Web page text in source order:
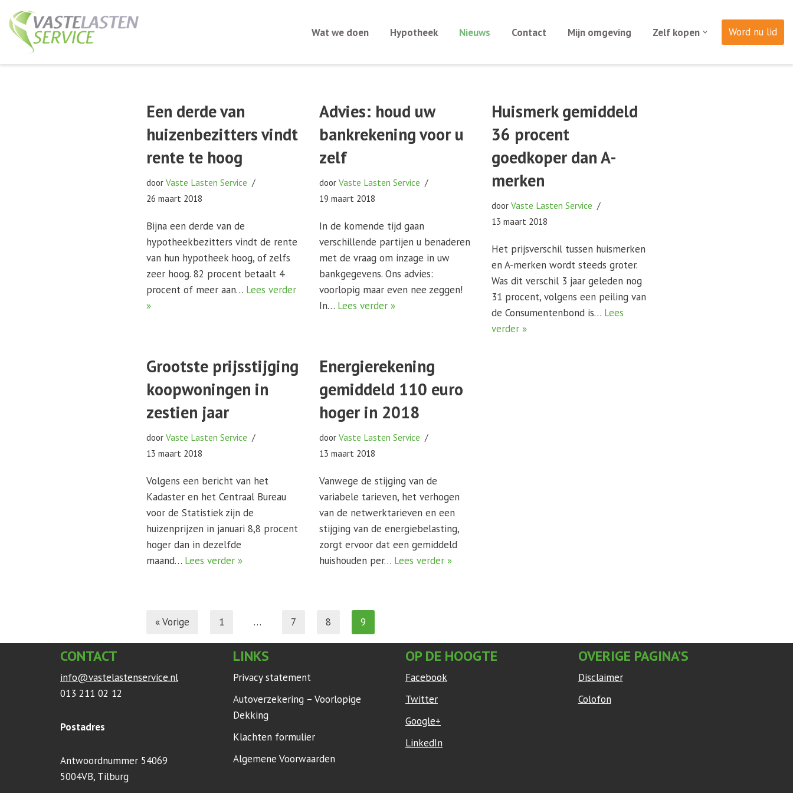
Ga
de
Wat we doen Hypotheek Nieuws Contact Mijn omgeving Zelf kopen Word nu lid
Een derde van
huizenbezitters vindt
rente te hoog
doorVaste Lasten Service
26 maart 2018
Bijna een derde van de
hypotheekbezitters vindt de rente
van hun hypotheek hoog, of zelfs
zeer hoog. 82 procent betaalt 4
procent of meer aan… Lees verder
»
Advies: houd uw
bankrekening voor u
zelf
door Vaste Lasten Service
19 maart 2018
In de komende tijd gaan
verschillende partijen u benaderen
met de vraag om inzage in uw
bankgegevens. Ons advies:
voorlopig maar even nee zeggen!
In… Lees verder »
Huismerk gemiddeld
36 procent
goedkoper dan A-
merken
doorVaste Lasten Service
13 maart 2018
Het prijsverschil tussen huismerken
en A-merken wordt steeds groter.
Was dit verschil 3 jaar geleden nog
31 procent, volgens een peiling van
de Consumentenbond is… Lees
verder »
Grootste prijsstijging
koopwoningen in
zestien jaar
doorVaste Lasten Service
13 maart 2018
Volgens een bericht van het
Kadaster en het Centraal Bureau
voor de Statistiek zijn de
huizenprijzen in januari 8,8 procent
hoger dan in dezelfde
maand… Lees verder »
Energierekening
gemiddeld 110 euro
hoger in 2018
door Vaste Lasten Service
13 maart 2018
Vanwege de stijging van de
variabele tarieven, het verhogen
van de netwerktarieven en een
stijging van de energiebelasting,
zorgt ervoor dat een gemiddeld
huishouden per… Lees verder »
« Vorige 1 … 7 8 9
CONTACT
info@vastelastenservice.nl
013 211 02 12
Postadres
Antwoordnummer 54069
5004VB, Tilburg
LINKS
Privacy statement
Autoverzekering – Voorlopige
Dekking
Klachten formulier
Algemene Voorwaarden
OP DE HOOGTE
Facebook
Twitter
Google+
LinkedIn
OVERIGE PAGINA’S
Disclaimer
Colofon